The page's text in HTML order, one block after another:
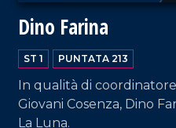
Dino Farina
ST 1 PUNTATA 213
In qualità di
Giovani Cosenza, Dino
La Luna.